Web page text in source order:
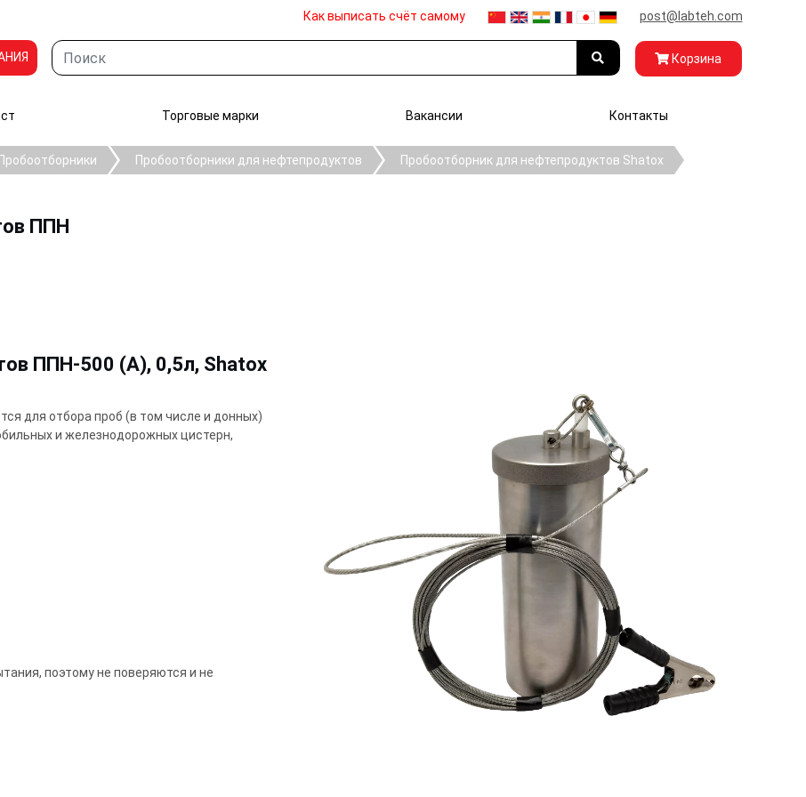
Как выписать счёт самому post@labteh.com
Корзина
Торговые марки Вакансии Контакты
Пробоотборники Пробоотборники для нефтепродуктов Пробоотборник для нефтепродуктов Shatox
ППН
ППН-500 (А), 0,5л, Shatox
для отбора проб (в том числе и донных)
и железнодорожных цистерн,
поэтому не поверяются и не